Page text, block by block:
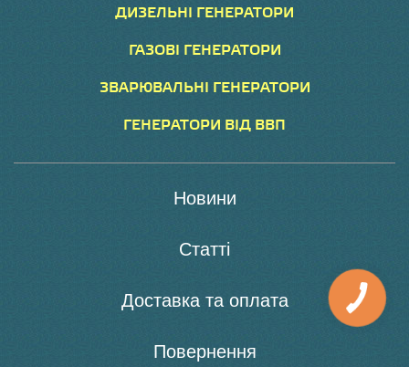
ДИЗЕЛЬНІ ГЕНЕРАТОРИ
ГАЗОВІ ГЕНЕРАТОРИ
ЗВАРЮВАЛЬНІ ГЕНЕРАТОРИ
ГЕНЕРАТОРИ ВІД ВВП
Новини
Статті
Доставка та оплата
Повернення